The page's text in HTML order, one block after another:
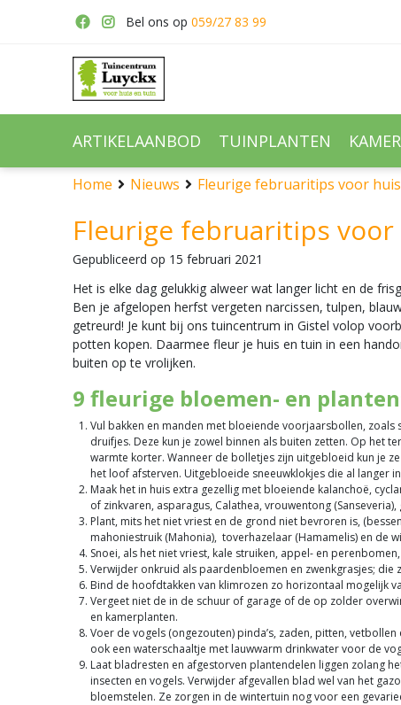
Home Nieuws Fleurige februaritips voor
Bel ons op 059/27 83 99
ARTIKELAANBOD TUINPLANTEN
Fleurige februaritips
Gepubliceerd op 15 februari 2021
Het is elke dag gelukkig alweer wat langer licht en de
Ben je afgelopen herfst vergeten narcissen, tulpen,
getreurd! Je kunt bij ons tuincentrum in Gistel volop
potten kopen. Daarmee fleur je huis en tuin in een
buiten op te vrolijken.
9 fleurige bloemen- en
Vul bakken en manden met bloeiende voorjaarsbollen, zoals
druifjes. Deze kun je zowel binnen als buiten zetten. Op het
warmte korter. Wanneer de bolletjes zijn uitgebloeid kun je
het loof afsterven. Uitgebloeide sneeuwklokjes die al langer
Maak het in huis extra gezellig met bloeiende kalanchoë,
of zinkvaren, asparagus, Calathea, vrouwentong
Plant, mits het niet vriest en de grond niet bevroren is,
mahoniestruik (Mahonia), toverhazelaar (Hamamelis) en de
Snoei, als het niet vriest, kale struiken, appel- en
Verwijder onkruid als paardenbloemen en zwenkgrasjes; die
Bind de hoofdtakken van klimrozen zo horizontaal mogelijk
Vergeet niet de in de schuur of garage of de op zolder
en kamerplanten.
Voer de vogels (ongezouten) pinda’s, zaden, pitten,
ook een waterschaaltje met lauwwarm drinkwater voor de
Laat bladresten en afgestorven plantendelen liggen zolang
insecten en vogels. Verwijder afgevallen blad wel van het
bloemstelen. Ze zorgen in de wintertuin nog voor een